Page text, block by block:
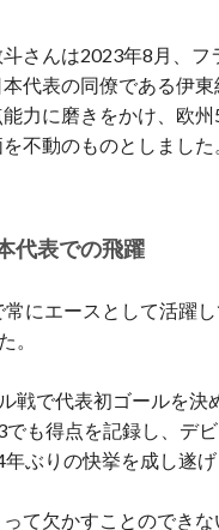
さんは2023年8月、
本代表の同僚である伊
力に磨きをかけ、欧
不動のものとしました
表での飛躍
にエースとして活躍
。
戦で代表初ゴールを
でも得点を記録し、デ
ぶりの快挙を成し遂げ
て欠かすことのでき